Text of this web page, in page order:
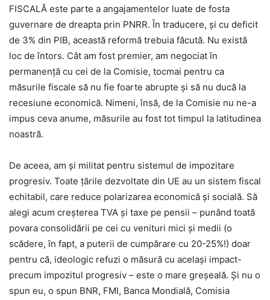
FISCALĂ este parte a angajamentelor luate de fosta
guvernare de dreapta prin PNRR. În traducere, și cu deficit
de 3% din PIB, această reformă trebuia făcută. Nu există
loc de întors. Cât am fost premier, am negociat în
permanență cu cei de la Comisie, tocmai pentru ca
măsurile fiscale să nu fie foarte abrupte și să nu ducă la
recesiune economică. Nimeni, însă, de la Comisie nu ne-a
impus ceva anume, măsurile au fost tot timpul la latitudinea
noastră.
De aceea, am și militat pentru sistemul de impozitare
progresiv. Toate țările dezvoltate din UE au un sistem fiscal
echitabil, care reduce polarizarea economică și socială. Să
alegi acum creșterea TVA și taxe pe pensii – punând toată
povara consolidării pe cei cu venituri mici și medii (o
scădere, în fapt, a puterii de cumpărare cu 20-25%!) doar
pentru că, ideologic refuzi o măsură cu același impact-
precum impozitul progresiv – este o mare greșeală. Și nu o
spun eu, o spun BNR, FMI, Banca Mondială, Comisia